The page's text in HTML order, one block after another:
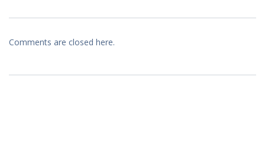
Comments are closed here.